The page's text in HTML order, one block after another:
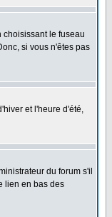
choisissant le fuseau
si vous n'êtes pas
et l'heure d'été,
du forum s'il
lien en bas des